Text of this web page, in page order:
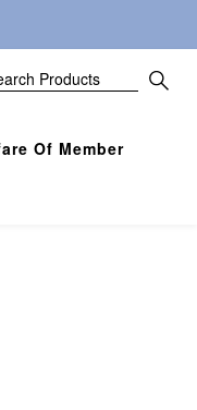
Of Member